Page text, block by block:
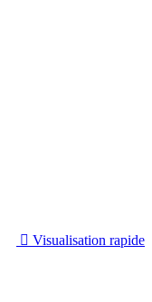
 Visualisation rapide